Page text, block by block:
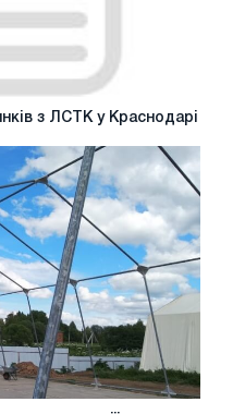
з ЛСТК у Краснодарі